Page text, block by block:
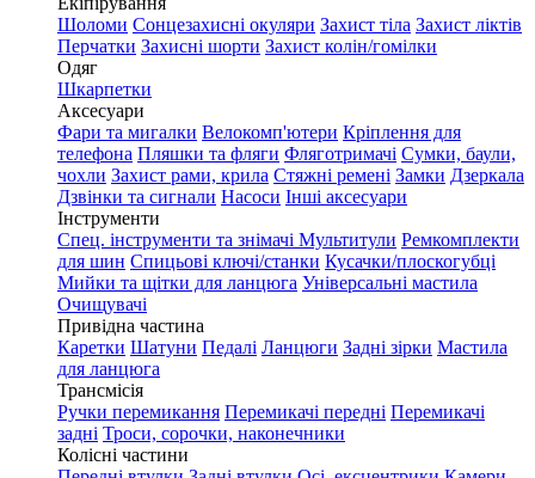
Шоломи Сонцезахисні окуляри Захист тіла Захист ліктів
Перчатки Захисні шорти Захист колін/гомілки
Одяг
Шкарпетки
Аксесуари
Фари та мигалки Велокомп'ютери Кріплення для
телефона Пляшки та фляги Фляготримачі Сумки, баули,
чохли Захист рами, крила Стяжні ремені Замки Дзеркала
Дзвінки та сигнали Насоси Інші аксесуари
Інструменти
Спец. інструменти та знімачі Мультитули Ремкомплекти
для шин Спицьові ключі/станки Кусачки/плоскогубці
Мийки та щітки для ланцюга Універсальні мастила
Очищувачі
Привідна частина
Каретки Шатуни Педалі Ланцюги Задні зірки Мастила
для ланцюга
Трансмісія
Ручки перемикання Перемикачі передні Перемикачі
задні Троси, сорочки, наконечники
Колісні частини